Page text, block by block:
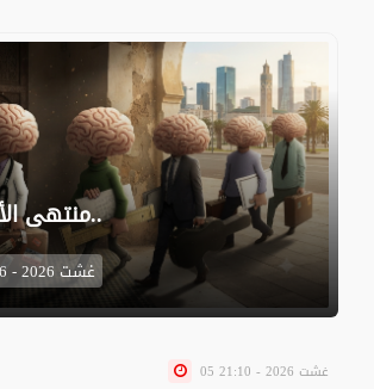
منتهى الأنانية..
06 غشت 2026 - 13:56
05 غشت 2026 - 21:10